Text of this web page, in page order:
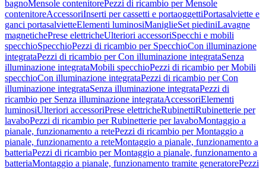
bagnoMensole contenitorePezzi di ricambio per Mensole
contenitoreAccessoriInserti per cassetti e portaoggettiPortasalviette e
ganci portasalvietteElementi luminosiManiglieSet piediniLavagne
magnetichePrese elettricheUlteriori accessoriSpecchi e mobili
specchioSpecchioPezzi di ricambio per SpecchioCon illuminazione
integrataPezzi di ricambio per Con illuminazione integrataSenza
illuminazione integrataMobili specchioPezzi di ricambio per Mobili
specchioCon illuminazione integrataPezzi di ricambio per Con
illuminazione integrataSenza illuminazione integrataPezzi di
ricambio per Senza illuminazione integrataAccessoriElementi
luminosiUlteriori accessoriPrese elettricheRubinettiRubinetterie per
lavaboPezzi di ricambio per Rubinetterie per lavaboMontaggio a
pianale, funzionamento a retePezzi di ricambio per Montaggio a
pianale, funzionamento a reteMontaggio a pianale, funzionamento a
batteriaPezzi di ricambio per Montaggio a pianale, funzionamento a
batteriaMontaggio a pianale, funzionamento tramite generatorePezzi